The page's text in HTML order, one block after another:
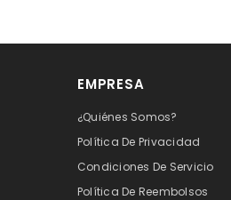
EMPRESA
¿Quiénes Somos?
Política De Privacidad
Condiciones De Servicio
Política De Reembolsos